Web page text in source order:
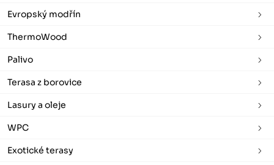
Evropský modřín
ThermoWood
Palivo
Terasa z borovice
Lasury a oleje
WPC
Exotické terasy